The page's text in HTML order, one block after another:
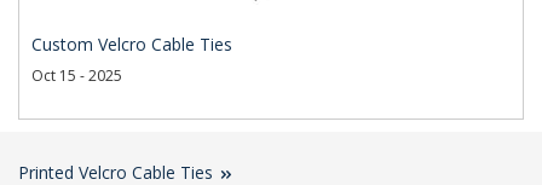
Custom Velcro Cable Ties
Oct 15 - 2025
Printed Velcro Cable Ties